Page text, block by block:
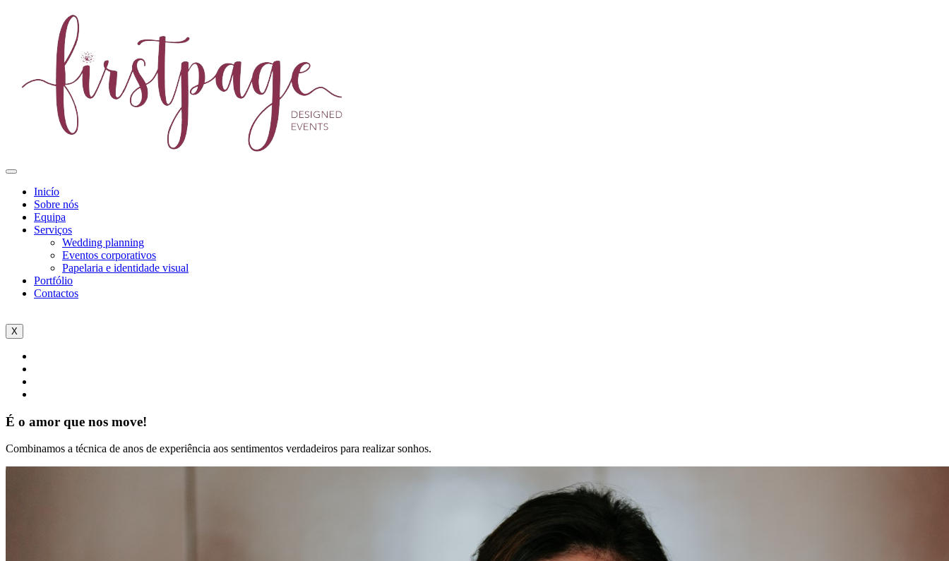
Inicío
Sobre nós
Equipa
Serviços
Wedding planning
Eventos corporativos
Papelaria e identidade visual
Portfólio
Contactos
X
É o amor que nos move!
Combinamos a técnica de anos de experiência aos sentimentos verdadeiros para realizar sonhos.